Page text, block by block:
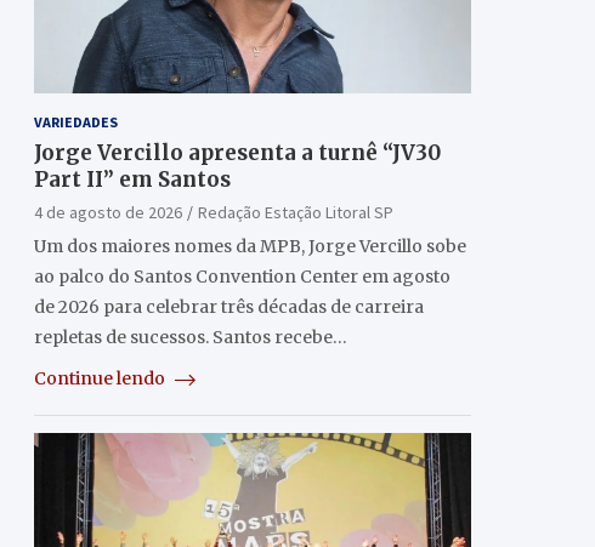
VARIEDADES
Jorge Vercillo apresenta a turnê “JV30
Part II” em Santos
4 de agosto de 2026
Redação Estação Litoral SP
Um dos maiores nomes da MPB, Jorge Vercillo sobe
ao palco do Santos Convention Center em agosto
de 2026 para celebrar três décadas de carreira
repletas de sucessos. Santos recebe…
Continue lendo